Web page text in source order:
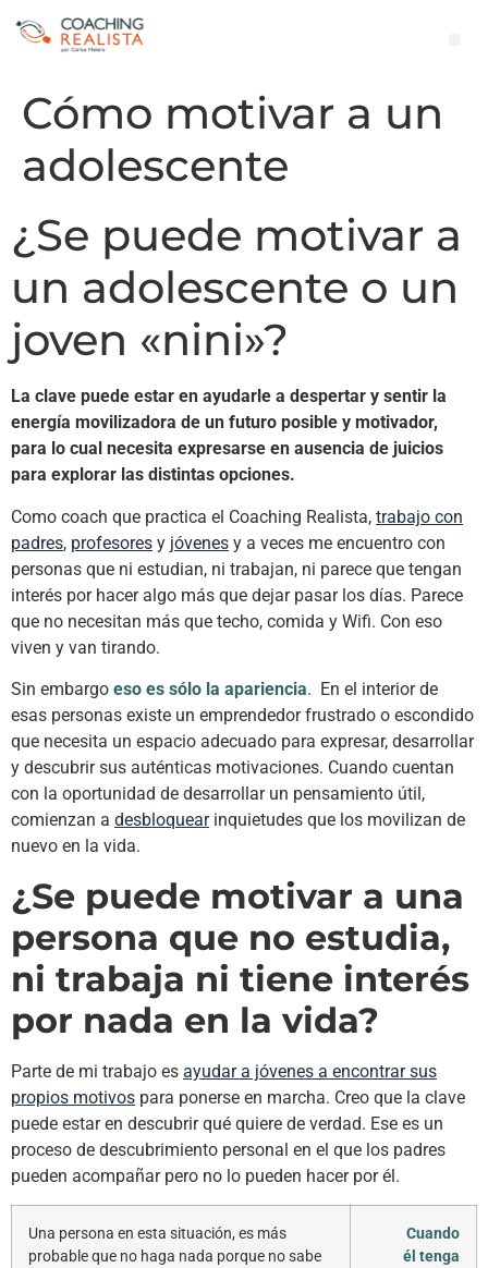
Cómo motivar a un
adolescente
¿Se puede motivar a
un adolescente o un
joven «nini»?
La clave puede estar en ayudarle a despertar y sentir la
energía movilizadora de un futuro posible y motivador,
para lo cual necesita expresarse en ausencia de juicios
para explorar las distintas opciones.
Como coach que practica el Coaching Realista, trabajo con
padres, profesores y jóvenes y a veces me encuentro con
personas que ni estudian, ni trabajan, ni parece que tengan
interés por hacer algo más que dejar pasar los días. Parece
que no necesitan más que techo, comida y Wifi. Con eso
viven y van tirando.
Sin embargo eso es sólo la apariencia. En el interior de
esas personas existe un emprendedor frustrado o escondido
que necesita un espacio adecuado para expresar, desarrollar
y descubrir sus auténticas motivaciones. Cuando cuentan
con la oportunidad de desarrollar un pensamiento útil,
comienzan a desbloquearinquietudes que los movilizan de
nuevo en la vida.
¿Se puede motivar a una
persona que no estudia,
ni trabaja ni tiene interés
por nada en la vida?
Parte de mi trabajo es ayudar a jóvenes a encontrar sus
propios motivos para ponerse en marcha. Creo que la clave
puede estar en descubrir qué quiere de verdad. Ese es un
proceso de descubrimiento personal en el que los padres
pueden acompañar pero no lo pueden hacer por él.
Una persona en esta situación, es más
probable que no haga nada porque no sabe
Cuando
él tenga